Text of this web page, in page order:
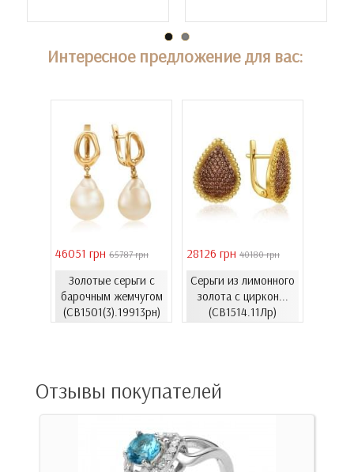
Интересное предложение для вас:
46051 грн 65787 грн
Золотые серьги с
барочным жемчугом
(СВ1501(3).19913рн)
28126 грн 40180 грн
Серьги из лимонного
золота с циркон...
(СВ1514.11Лр)
Отзывы покупателей